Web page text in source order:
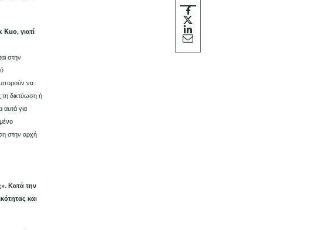
γιατί
στην
μπορούν να
τη δικτύωση ή
αυτά για
στην αρχή
Κατά την
και